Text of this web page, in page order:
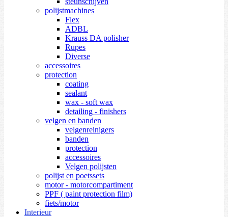
polijstmachines
Flex
ADBL
Krauss DA polisher
Rupes
Diverse
accessoires
protection
coating
sealant
wax - soft wax
detailing - finishers
velgen en banden
velgenreinigers
banden
protection
accessoires
Velgen polijsten
polijst en poetssets
motor - motorcompartiment
PPF ( paint protection film)
fiets/motor
Interieur